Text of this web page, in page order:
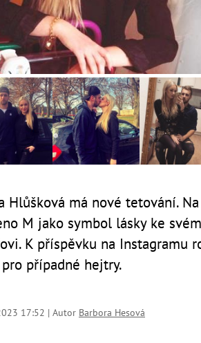
Hlůšková má nové tetování.
M jako symbol lásky ke
K příspěvku na Instagramu
pro případné hejtry.
17:52 | Autor Barbora Hesová